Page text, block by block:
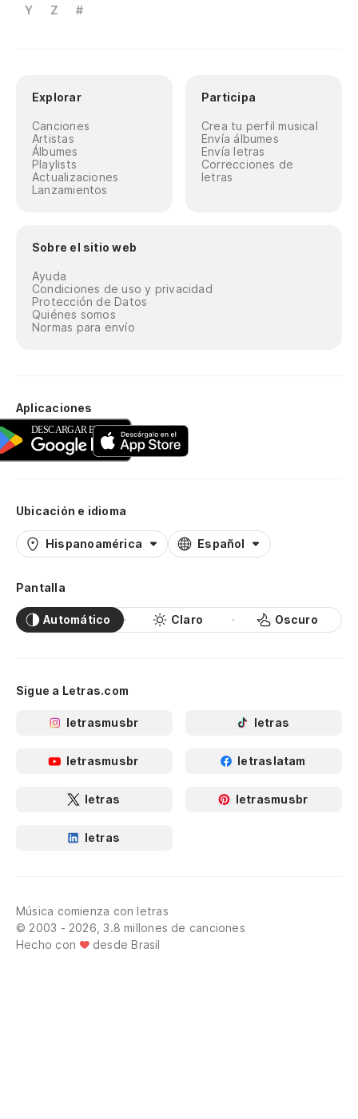
Y
Z #
Explorar
Canciones
Artistas
Álbumes
Playlists
Actualizaciones
Lanzamientos
Participa
Crea tu perfil musical
Envía álbumes
Envía letras
Correcciones de
letras
Sobre el sitio web
Ayuda
Condiciones de uso y privacidad
Protección de Datos
Quiénes somos
Normas para envío
Aplicaciones
Ubicación e idioma
Hispanoamérica Español
Pantalla
Automático Claro Oscuro
Sigue a Letras.com
letrasmusbr letras
letrasmusbr letraslatam
letras letrasmusbr
letras
Música comienza con letras
© 2003 - 2026, 3.8 millones de canciones
Hecho con
desde Brasil